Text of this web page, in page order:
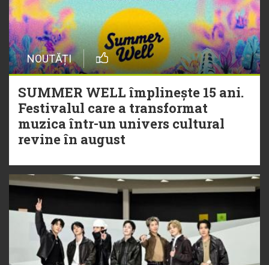
NOUTĂȚI
SUMMER WELL împlinește 15 ani.
Festivalul care a transformat
muzica într-un univers cultural
revine în august